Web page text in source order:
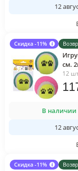
12
Скидка -11%
см.
12
В наличии
12
Скидка -11%